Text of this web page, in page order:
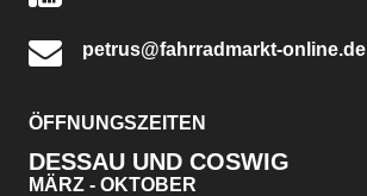
petrus@fahrradmarkt-online.de
ÖFFNUNGSZEITEN
DESSAU UND COSWIG
MÄRZ - OKTOBER